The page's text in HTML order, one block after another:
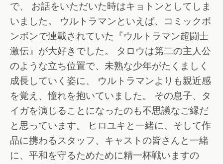
で、 お話をいただいた時はキョトンとしてしま
いました。 ウルトラマンといえば、コミックボ
ンボンで連載されていた『ウルトラマン超闘士
激伝』が大好きでした。 タロウは第二の主人公
のような立ち位置で、未熟な少年がたくましく
成長していく姿に、 ウルトラマンよりも親近感
を覚え、憧れを抱いていました。 その息子、タ
イガを演じることになったのも不思議なご縁だ
と思っています。 ヒロユキと一緒に、そして作
品に携わるスタッフ、キャストの皆さんと一緒
に、平和を守るためために精一杯戦いますの